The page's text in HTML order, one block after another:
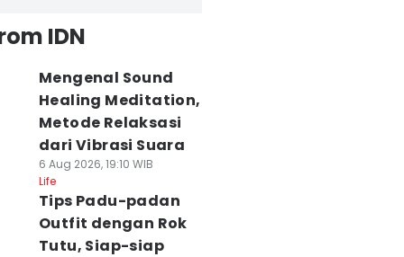
IDN
Mengenal Sound
Healing Meditation,
Metode Relaksasi
dari Vibrasi Suara
6 Aug 2026, 19:10 WIB
Life
Tips Padu-padan
Outfit dengan Rok
Tutu, Siap-siap